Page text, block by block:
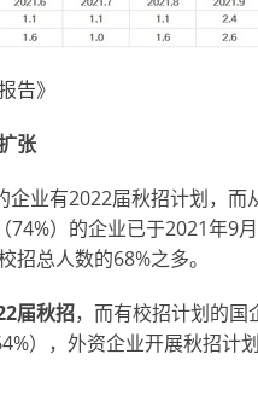
告》
张
业有2022届秋招计划，而
）的企业已于2021年9月
总人数的68%之多。
届秋招，而有校招计划的国
），外资企业开展秋招计